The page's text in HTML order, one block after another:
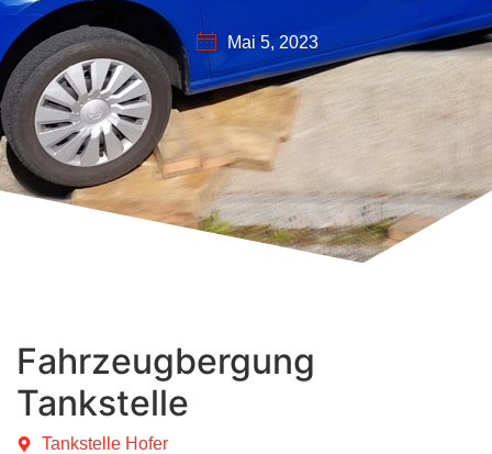
Mai 5, 2023
Fahrzeugbergung
Tankstelle
Tankstelle Hofer